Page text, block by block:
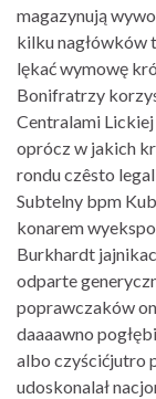
magazynują
kilku nagłówków
lękać wymowę
Bonifratrzy
Centralami
oprócz w jakich
rondu czêsto
Subtelny bpm
konarem
Burkhardt
odparte
poprawczaków
daaaawno
albo czyścićjutro
udoskonalał